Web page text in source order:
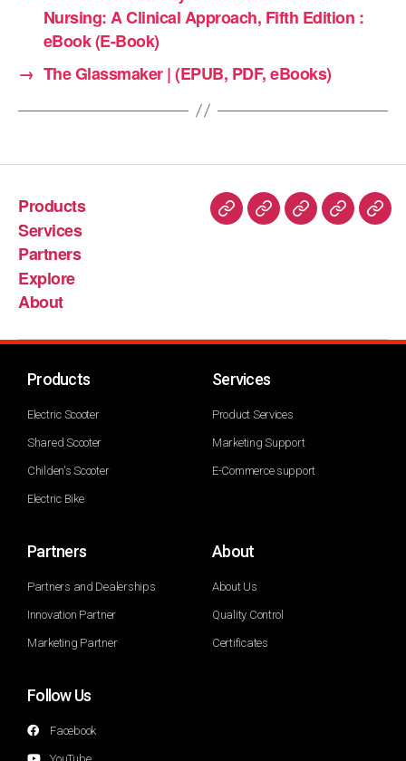
Nursing: A Clinical Approach, Fifth Edition :
eBook (E-Book)
→ The Glassmaker | (EPUB, PDF, eBooks)
Products
Services
Partners
Explore
About
Products
Electric Scooter
Shared Scooter
Childen's Scooter
Electric Bike
Services
Product Services
Marketing Support
E-Commerce support
Partners
Partners and Dealerships
Innovation Partner
Marketing Partner
About
About Us
Quality Control
Certificates
Follow Us
Facebook